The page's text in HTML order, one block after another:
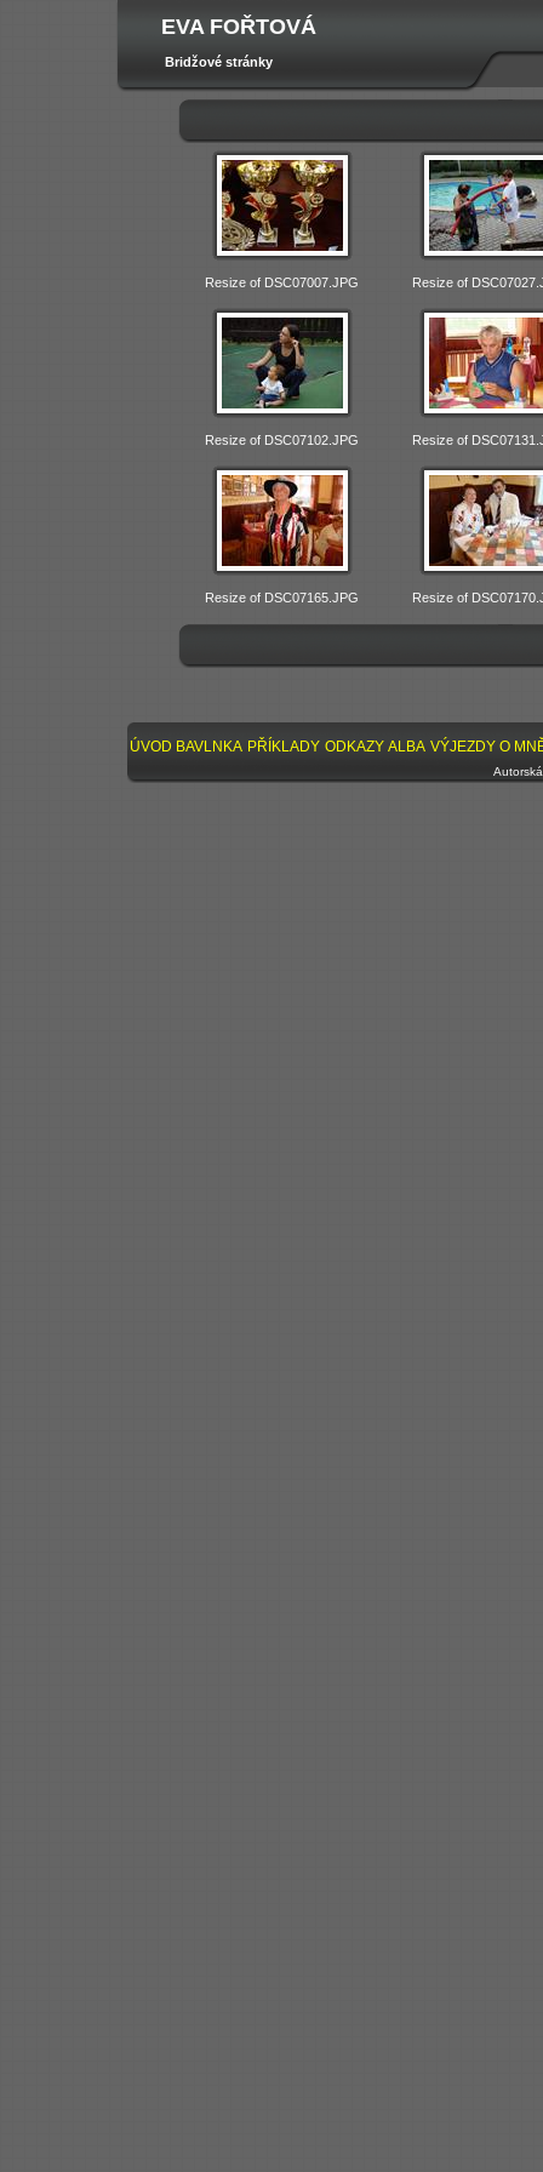
EVA FOŘTOVÁ
Bridžové stránky
Resize of DSC07007.JPG Resize of
Resize of DSC07102.JPG Resize of
Resize of DSC07165.JPG Resize of
ÚVOD BAVLNKA PŘÍKLADY ODKAZY ALBA VÝJEZDY O